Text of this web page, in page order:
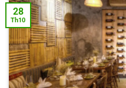
28
Th10